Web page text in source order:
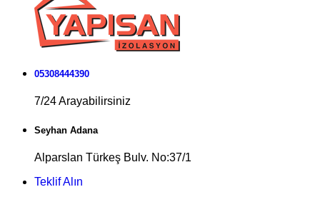
05308444390
7/24 Arayabilirsiniz
Seyhan Adana
Alparslan Türkeş Bulv. No:37/1
Teklif Alın